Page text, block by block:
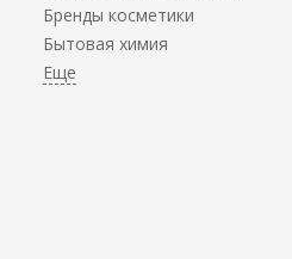
Бренды косметики
Бытовая химия